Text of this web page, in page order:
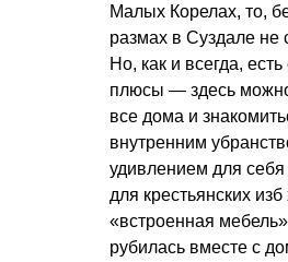
Малых Корелах, то,
размах в Суздале не
Но, как и всегда, есть
плюсы — здесь
все дома и
внутренним
удивлением для себя
для крестьянских
«встроенная
рубилась вместе с